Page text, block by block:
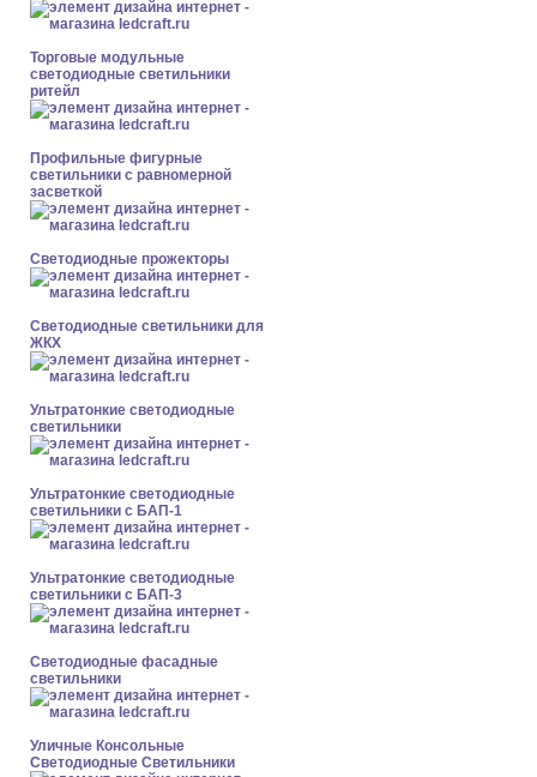
Торговые модульные
светодиодные светильники
ритейл
Профильные фигурные
светильники с равномерной
засветкой
Светодиодные прожекторы
Светодиодные светильники для
ЖКХ
Ультратонкие светодиодные
светильники
Ультратонкие светодиодные
светильники с БАП-1
Ультратонкие светодиодные
светильники с БАП-3
Светодиодные фасадные
светильники
Уличные Консольные
Светодиодные Светильники